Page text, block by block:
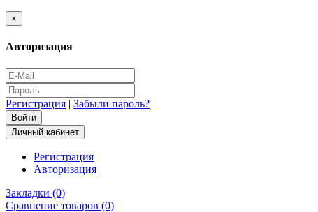
×
Авторизация
Регистрация | Забыли пароль?
Личный кабинет
Регистрация
Авторизация
Закладки (0)
Сравнение товаров (0)